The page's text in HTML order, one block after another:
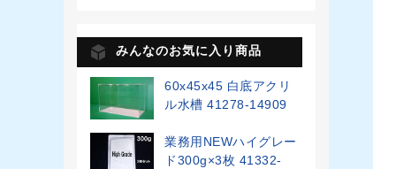
みんなのお気に入り商品
60x45x45 白底アクリ
ル水槽 41278-14909
業務用NEWハイグレー
ド300g×3枚 41332-